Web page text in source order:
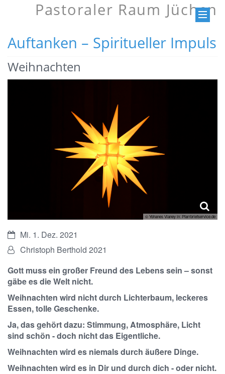
Pastoraler Raum Jüchen
Auftanken – Spiritueller Impuls
Weihnachten
© Yohanes Vianey in: Pfarrbriefservice.de
Datum:Mi. 1. Dez. 2021
Von:Christoph Berthold 2021
Gott muss ein großer Freund des Lebens sein– sonst
gäbe es die Welt nicht.
Weihnachten wird nicht durch Lichterbaum, leckeres
Essen, tolle Geschenke.
Ja, das gehört dazu: Stimmung, Atmosphäre, Licht
sind schön - doch nicht das Eigentliche.
Weihnachten wird es niemals durch äußere Dinge.
Weihnachten wird es in Dir und durch dich - oder nicht.